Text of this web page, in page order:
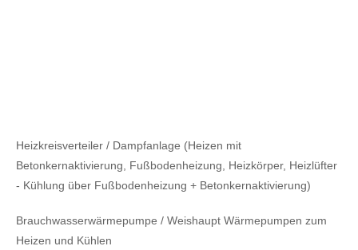
Heizkreisverteiler / Dampfanlage (Heizen mit
Betonkernaktivierung, Fußbodenheizung, Heizkörper, Heizlüfter
- Kühlung über Fußbodenheizung + Betonkernaktivierung)
Brauchwasserwärmepumpe / Weishaupt Wärmepumpen zum
Heizen und Kühlen